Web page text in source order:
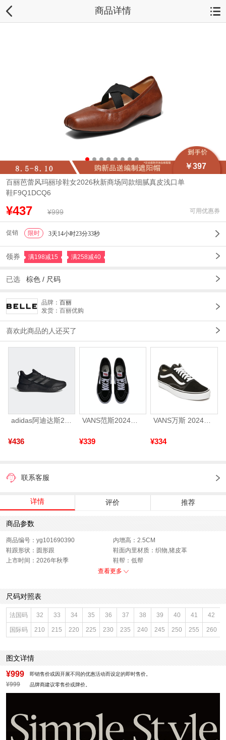
商品详情
￥397
百丽芭蕾风玛丽珍鞋女2026秋新商场同款细腻真皮浅口单
鞋F9Q1DCQ6
¥437 ¥999 可用优惠券
促销 限时 3天14小时23分32秒
领券 满198减15 满258减40
已选 棕色 / 尺码
品牌： 百丽
发货：百丽优购
喜欢此商品的人还买了
adidas阿迪达斯2025中性edge gamedaySPW FTW-跑步GW2499
¥436
VANS范斯2024中性SK8-HiCL帆布鞋/硫化鞋VN000D5IB8C
¥339
VANS万斯 2024年新款中性OldSkool帆布鞋/硫化鞋VN000D3HY28（延续款）
¥334
联系客服
详情 评价 推荐
商品参数
商品编号：yg101690390
内增高：2.5CM
鞋跟形状：圆形跟
鞋面内里材质：织物,猪皮革
上市时间：2026年秋季
鞋帮：低帮
参考鞋宽(女)：8CM
鞋类流行款式：玛丽珍鞋
流行元素：纯色
适用季节：秋
闭合方式：套脚
前掌高度：无
款式季节：秋季
配跟：无
鞋垫材质：猪皮革
适用场景：约会
鞋头款式：方头
参考鞋长(女)：24.5CM
适用人群：通用
制鞋工艺：车线胶粘
跟高数值：0.5CM
性别：女子
适用性别：女士
皮质特征：羊皮革
里料材质：织物,猪皮革
防水台高度：无
查看更多
尺码对照表
法国码 32 33 34 35 36 37 38 39 40 41 42
国际码 210 215 220 225 230 235 240 245 250 255 260
图文详情
¥999 即销售价或因开展不同的优惠活动而设定的即时售价。
¥999 品牌商建议零售价或牌价。